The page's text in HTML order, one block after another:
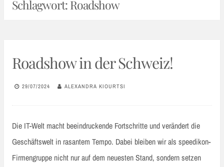
Schlagwort:Roadshow
Roadshow in der Schweiz!
29/07/2024 ALEXANDRA KIOURTSI
Die IT-Welt macht beeindruckende Fortschritte und verändert die
Geschäftswelt in rasantem Tempo. Dabei bleiben wir als speedikon-
Firmengruppe nicht nur auf dem neuesten Stand, sondern setzen